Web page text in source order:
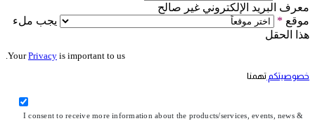
معرف البريد الإلكتروني غير صالح
موقع *
يجب ملء
هذا الحقل
YourPrivacy is important to us.
خصوصيتكم تهمنا
I consent to receive more information about the products/services, events, news &